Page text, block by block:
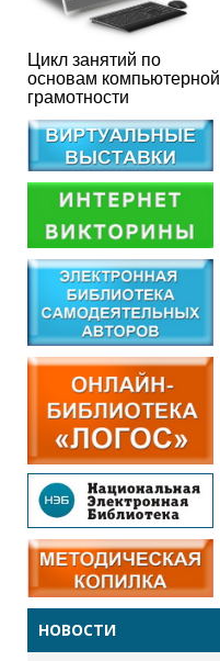
Цикл занятий по
основам компьютерной
грамотности
НОВОСТИ